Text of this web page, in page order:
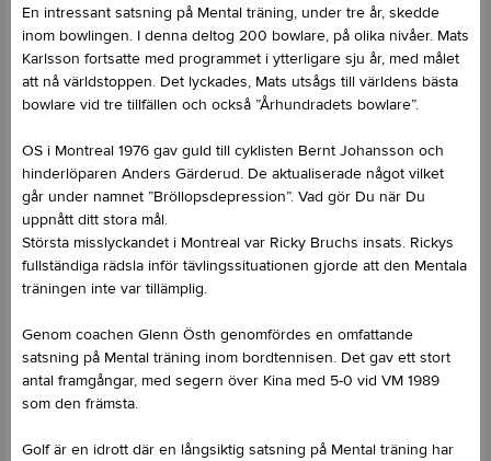
En intressant satsning på Mental träning, under tre år, skedde
inom bowlingen. I denna deltog 200 bowlare, på olika nivåer. Mats
Karlsson fortsatte med programmet i ytterligare sju år, med målet
att nå världstoppen. Det lyckades, Mats utsågs till världens bästa
bowlare vid tre tillfällen och också ”Århundradets bowlare”.
OS i Montreal 1976 gav guld till cyklisten Bernt Johansson och
hinderlöparen Anders Gärderud. De aktualiserade något vilket
går under namnet ”Bröllopsdepression”. Vad gör Du när Du
uppnått ditt stora mål.
Största misslyckandet i Montreal var Ricky Bruchs insats. Rickys
fullständiga rädsla inför tävlingssituationen gjorde att den Mentala
träningen inte var tillämplig.
Genom coachen Glenn Östh genomfördes en omfattande
satsning på Mental träning inom bordtennisen. Det gav ett stort
antal framgångar, med segern över Kina med 5-0 vid VM 1989
som den främsta.
Golf är en idrott där en långsiktig satsning på Mental träning har